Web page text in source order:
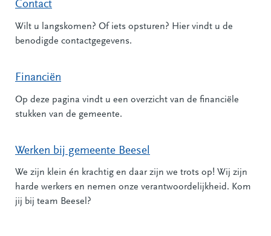
Contact
Wilt u langskomen? Of iets opsturen? Hier vindt u de
benodigde contactgegevens.
Financiën
Op deze pagina vindt u een overzicht van de financiële
stukken van de gemeente.
Werken bij gemeente Beesel
We zijn klein én krachtig en daar zijn we trots op! Wij zijn
harde werkers en nemen onze verantwoordelijkheid. Kom
jij bij team Beesel?